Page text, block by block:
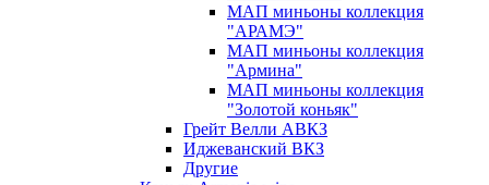
МАП миньоны коллекция
"АРАМЭ"
МАП миньоны коллекция
"Армина"
МАП миньоны коллекция
"Золотой коньяк"
Грейт Велли АВКЗ
Иджеванский ВКЗ
Другие